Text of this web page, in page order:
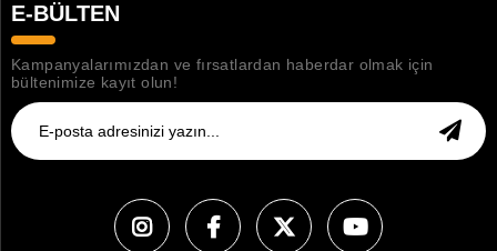
E-BÜLTEN
Kampanyalarımızdan ve fırsatlardan haberdar olmak için
bültenimize kayıt olun!